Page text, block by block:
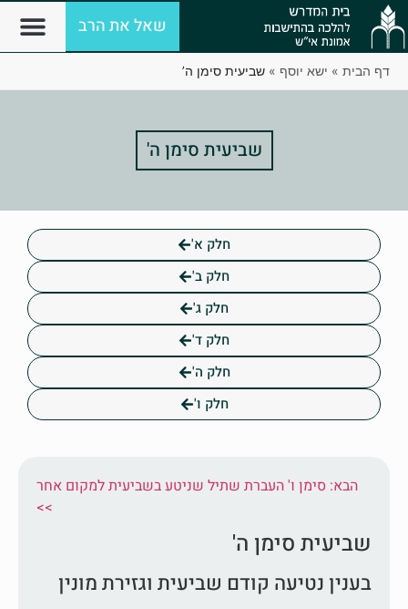
שאל את הרב
דף הבית » ישא יוסף » שביעית סימן ה’
שביעית סימן ה'
חלק א'
חלק ב'
חלק ג'
חלק ד'
חלק ה'
חלק ו'
הבא: סימן ו' העברת שתיל שניטע בשביעית למקום אחר
<<
שביעית סימן ה'
בענין נטיעה קודם שביעית וגזירת מונין